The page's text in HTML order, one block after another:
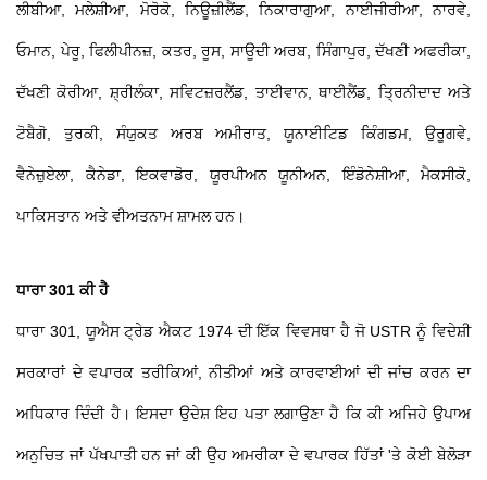
ਲੀਬੀਆ, ਮਲੇਸ਼ੀਆ, ਮੋਰੋਕੋ, ਨਿਊਜ਼ੀਲੈਂਡ, ਨਿਕਾਰਾਗੁਆ, ਨਾਈਜੀਰੀਆ, ਨਾਰਵੇ,
ਓਮਾਨ, ਪੇਰੂ, ਫਿਲੀਪੀਨਜ਼, ਕਤਰ, ਰੂਸ, ਸਾਊਦੀ ਅਰਬ, ਸਿੰਗਾਪੁਰ, ਦੱਖਣੀ ਅਫਰੀਕਾ,
ਦੱਖਣੀ ਕੋਰੀਆ, ਸ਼੍ਰੀਲੰਕਾ, ਸਵਿਟਜ਼ਰਲੈਂਡ, ਤਾਈਵਾਨ, ਥਾਈਲੈਂਡ, ਤ੍ਰਿਨੀਦਾਦ ਅਤੇ
ਟੋਬੈਗੋ, ਤੁਰਕੀ, ਸੰਯੁਕਤ ਅਰਬ ਅਮੀਰਾਤ, ਯੂਨਾਈਟਿਡ ਕਿੰਗਡਮ, ਉਰੂਗਵੇ,
ਵੈਨੇਜ਼ੁਏਲਾ, ਕੈਨੇਡਾ, ਇਕਵਾਡੋਰ, ਯੂਰਪੀਅਨ ਯੂਨੀਅਨ, ਇੰਡੋਨੇਸ਼ੀਆ, ਮੈਕਸੀਕੋ,
ਪਾਕਿਸਤਾਨ ਅਤੇ ਵੀਅਤਨਾਮ ਸ਼ਾਮਲ ਹਨ।
ਧਾਰਾ 301 ਕੀ ਹੈ
ਧਾਰਾ 301, ਯੂਐਸ ਟ੍ਰੇਡ ਐਕਟ 1974 ਦੀ ਇੱਕ ਵਿਵਸਥਾ ਹੈ ਜੋ USTR ਨੂੰ ਵਿਦੇਸ਼ੀ
ਸਰਕਾਰਾਂ ਦੇ ਵਪਾਰਕ ਤਰੀਕਿਆਂ, ਨੀਤੀਆਂ ਅਤੇ ਕਾਰਵਾਈਆਂ ਦੀ ਜਾਂਚ ਕਰਨ ਦਾ
ਅਧਿਕਾਰ ਦਿੰਦੀ ਹੈ। ਇਸਦਾ ਉਦੇਸ਼ ਇਹ ਪਤਾ ਲਗਾਉਣਾ ਹੈ ਕਿ ਕੀ ਅਜਿਹੇ ਉਪਾਅ
ਅਨੁਚਿਤ ਜਾਂ ਪੱਖਪਾਤੀ ਹਨ ਜਾਂ ਕੀ ਉਹ ਅਮਰੀਕਾ ਦੇ ਵਪਾਰਕ ਹਿੱਤਾਂ 'ਤੇ ਕੋਈ ਬੇਲੋੜਾ